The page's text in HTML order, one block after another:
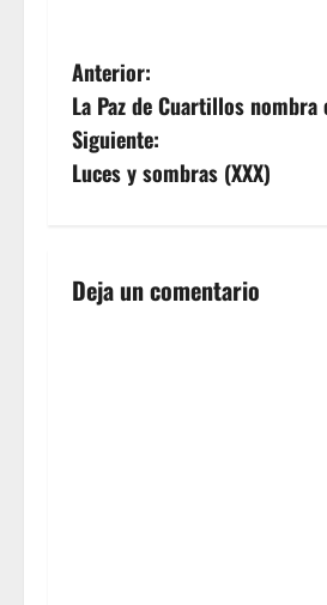
N
a
v
g
Anterior:
La Paz de Cuartillos
Siguiente:
Luces y sombras (XXX)
Deja un comentario